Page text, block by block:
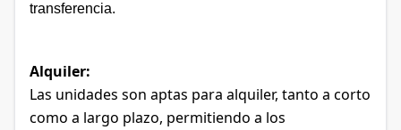
transferencia.
Alquiler:
Las unidades son aptas para alquiler, tanto a corto
como a largo plazo, permitiendo a los